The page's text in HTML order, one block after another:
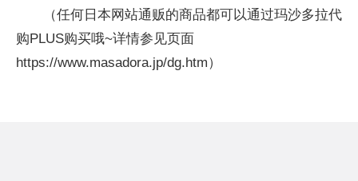
（任何日本网站通贩的商品都可以通过玛沙多拉代
购PLUS购买哦~详情参见页面
https://www.masadora.jp/dg.htm）